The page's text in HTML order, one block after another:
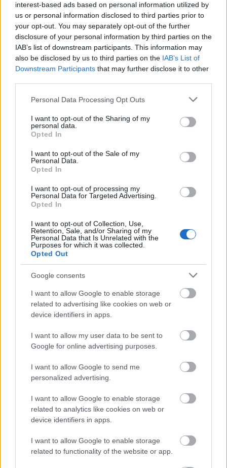
interest-based ads based on personal information utilized by
us or personal information disclosed to third parties prior to
your opt-out. You may separately opt-out of the further
disclosure of your personal information by third parties on the
IAB’s list of downstream participants. This information may
also be disclosed by us to third parties on the IAB’s List of
Downstream Participants that may further disclose it to other
Please note that this website/app uses one or more Google
not limited to your visit or usage behaviour. You may click to
grant or deny consent to Google and its third-party tags to
use your data for below specified purposes in below Google
consent section.
Personal Data Processing Opt Outs
I want to opt-out of the Sharing of my
personal data.
Opted In
I want to opt-out of the Sale of my
Personal Data.
Opted In
I want to opt-out of processing my
Personal Data for Targeted Advertising.
Opted In
I want to opt-out of Collection, Use,
Retention, Sale, and/or Sharing of my
Personal Data that Is Unrelated with the
Purposes for which it was collected.
Opted Out
Google consents
I want to allow Google to enable storage
related to advertising like cookies on web or
device identifiers in apps.
I want to allow my user data to be sent to
Google for online advertising purposes.
I want to allow Google to send me
personalized advertising.
I want to allow Google to enable storage
related to analytics like cookies on web or
device identifiers in apps.
I want to allow Google to enable storage
related to functionality of the website or app.
Brown bandával, valamint az Európa felénk
eső részén is igencsak népszerű holland
Golden Earringgel is.
Természetesen a The Who legsikeresebb
korszaka számít Stamp virágkorának is,
hiszen minden idők egyik legnagyszerűbb
rockoperája, a Tommy
is az ő kezei alatt
született meg, mint ahogy az abból készült
film is, de emellett a Magic Bus és a
Quadrophenia lemezek is Stamp által
gardírozott anyagok voltak.
Chris Stamp szombaton, hetvenéves
korában, rákban hunyt el a New York-i
Mount Sinai Kórházban.
Forrás:
Zene Gyász Jimi Hendrix Producerek Zenekarok
Felfedezés
ELSTARTOLT A MŰVÉSZETEK VÖLGYE
AZ EMBERSÉG ÜNNEPE